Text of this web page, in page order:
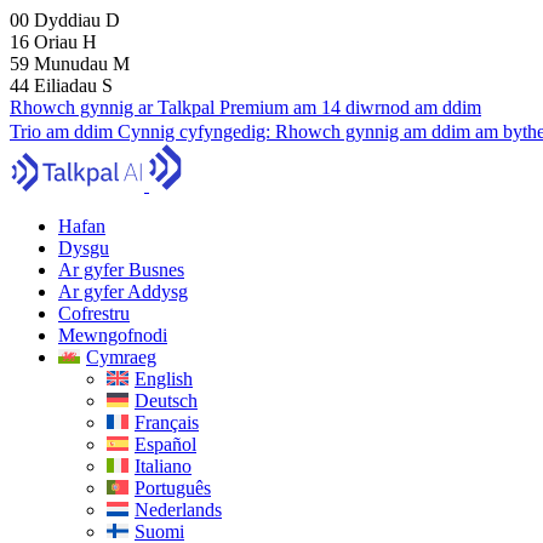
00 Dyddiau D
16 Oriau H
59 Munudau M
43 Eiliadau S
Rhowch gynnig ar Talkpal Premium am 14 diwrnod am ddim
Trio am ddim Cynnig cyfyngedig: Rhowch gynnig am ddim am
Hafan
Dysgu
Ar gyfer Busnes
Ar gyfer Addysg
Cofrestru
Mewngofnodi
Cymraeg
English
Deutsch
Français
Español
Italiano
Português
Nederlands
Suomi